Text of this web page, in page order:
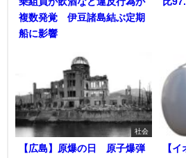
複数発覚 伊豆諸島結ぶ定期
船に影響
社会
【広島】原爆の日 原子爆弾
【